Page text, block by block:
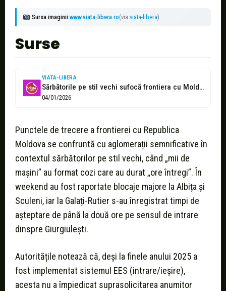
Sursa imaginii:www.viata-libera.ro(via viata-libera)
Surse
VIATA-LIBERA
Sărbătorile pe stil vechi sufocă frontiera cu Moldova. Amânați călătoriile peste graniță...
04/01/2026
Punctele de trecere a frontierei cu Republica
Moldova se confruntă cu aglomerații semnificative în
contextul sărbătorilor pe stil vechi, când „mii de
mașini” au format cozi care au durat „ore întregi”. În
weekend au fost raportate blocaje majore la Albița și
Sculeni, iar la Galați-Rutier s-au înregistrat timpi de
așteptare de până la două ore pe sensul de intrare
dinspre Giurgiulești.
Autoritățile notează că, deși la finele anului 2025 a
fost implementat sistemul EES (intrare/ieșire),
acesta nu a împiedicat suprasolicitarea anumitor